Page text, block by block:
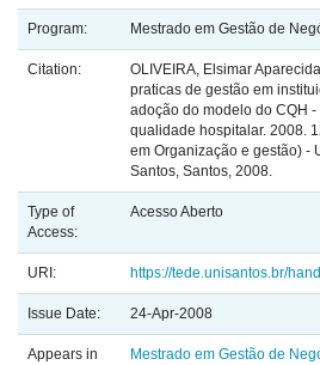
Program: Mestrado em Gestão de
Citation:
OLIVEIRA, Elsimar
praticas de gestão em
adoção do modelo do CQH
qualidade hospitalar. 2008.
em Organização e gestão) -
Santos, Santos, 2008.
Type of
Access:
Acesso Aberto
URI: https://tede.unisantos.br/
Issue Date: 24-Apr-2008
Appears in
Mestrado em Gestão de